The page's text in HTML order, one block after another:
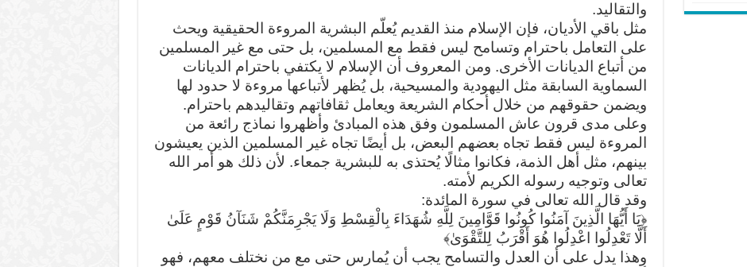
والتقاليد.
مثل باقي الأديان، فإن الإسلام منذ القديم يُعلّم البشرية المروءة الحقيقية ويحث
على التعامل باحترام وتسامح ليس فقط مع المسلمين، بل حتى مع غير المسلمين
من أتباع الديانات الأخرى. ومن المعروف أن الإسلام لا يكتفي باحترام الديانات
السماوية السابقة مثل اليهودية والمسيحية، بل يُظهر لأتباعها مروءة لا حدود لها
ويضمن حقوقهم من خلال أحكام الشريعة ويعامل ثقافاتهم وتقاليدهم باحترام.
وعلى مدى قرون عاش المسلمون وفق هذه المبادئ وأظهروا نماذج رائعة من
المروءة ليس فقط تجاه بعضهم البعض، بل أيضًا تجاه غير المسلمين الذين يعيشون
بينهم، مثل أهل الذمة، فكانوا مثالًا يُحتذى به للبشرية جمعاء. لأن ذلك هو أمر الله
تعالى وتوجيه رسوله الكريم لأمته.
وقد قال الله تعالى في سورة المائدة:
﴿يَا أَيُّهَا الَّذِينَ آمَنُوا كُونُوا قَوَّامِينَ لِلَّهِ شُهَدَاءَ بِالْقِسْطِ وَلَا يَجْرِمَنَّكُمْ شَنَآنُ قَوْمٍ عَلَىٰ
أَلَّا تَعْدِلُوا اعْدِلُوا هُوَ أَقْرَبُ لِلتَّقْوَىٰ﴾
وهذا يدل على أن العدل والتسامح يجب أن يُمارس حتى مع من نختلف معهم، فهو